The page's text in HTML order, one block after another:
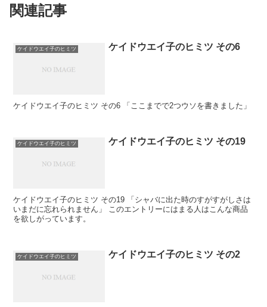
関連記事
ケイドウエイ子のヒミツ ケイドウエイ子のヒミツ その6
ケイドウエイ子のヒミツ その6 「ここまでで2つウソを書きました」
ケイドウエイ子のヒミツ ケイドウエイ子のヒミツ その19
ケイドウエイ子のヒミツ その19 「シャバに出た時のすがすがしさは
いまだに忘れられません」 このエントリーにはまる人はこんな商品
を欲しがっています。
ケイドウエイ子のヒミツ ケイドウエイ子のヒミツ その2